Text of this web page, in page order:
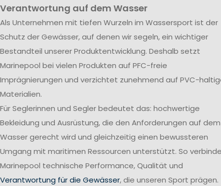
Verantwortung auf dem Wasser
Als Unternehmen mit tiefen Wurzeln im Wassersport ist der
Schutz der Gewässer, auf denen wir segeln, ein wichtiger
Bestandteil unserer Produktentwicklung. Deshalb setzt
Marinepool bei vielen Produkten auf PFC-freie
Imprägnierungen und verzichtet zunehmend auf PVC-
Materialien.
Für Seglerinnen und Segler bedeutet das: hochwertige
Bekleidung und Ausrüstung, die den Anforderungen auf dem
Wasser gerecht wird und gleichzeitig einen bewussteren
Umgang mit maritimen Ressourcen unterstützt. So
Marinepool technische Performance, Qualität und
Verantwortung für die Gewässer, die unseren Sport prägen.